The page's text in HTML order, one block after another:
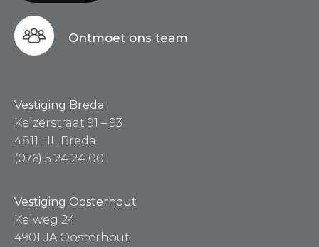
Ontmoet ons team
Vestiging Breda
Keizerstraat 91 – 93
4811 HL Breda
(076) 5 24 24 00
Vestiging Oosterhout
Keiweg 24
4901 JA Oosterhout